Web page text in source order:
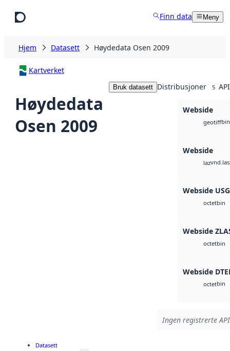
Finn data Meny
Hjem Datasett Høydedata Osen 2009
Kartverket
Høydedata
Osen 2009
Bruk datasett Distribusjoner 5
Webside
geotiffbin
Webside
laz
Webside
octetbin
Webside
octetbin
Webside
octetbin
Ingen registrerte
Datasett